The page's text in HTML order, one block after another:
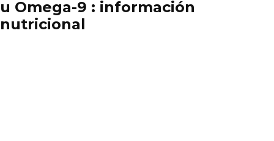
u Omega-9 : información
nutricional